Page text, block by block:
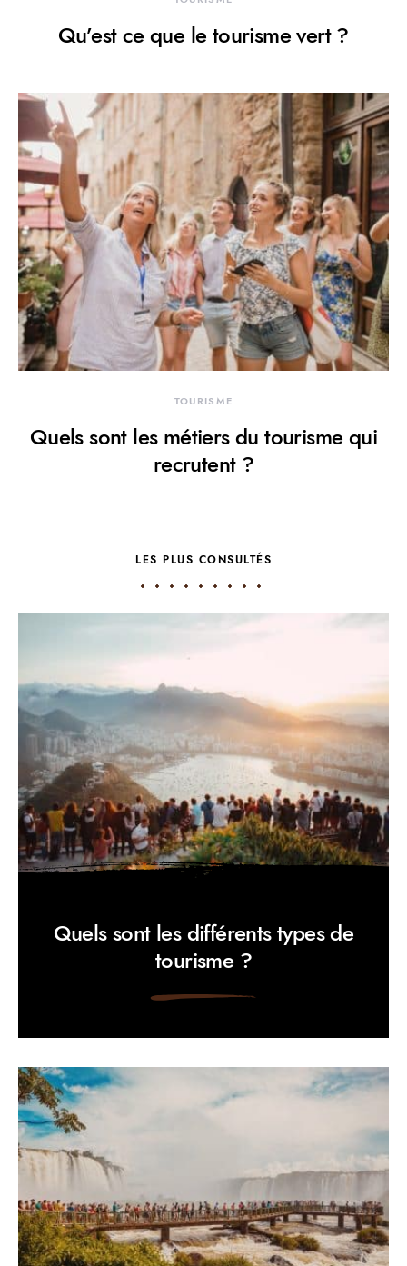
Qu’est ce que le tourisme vert ?
TOURISME
Quels sont les métiers du tourisme qui
recrutent ?
LES PLUS CONSULTÉS
Quels sont les différents types de
tourisme ?